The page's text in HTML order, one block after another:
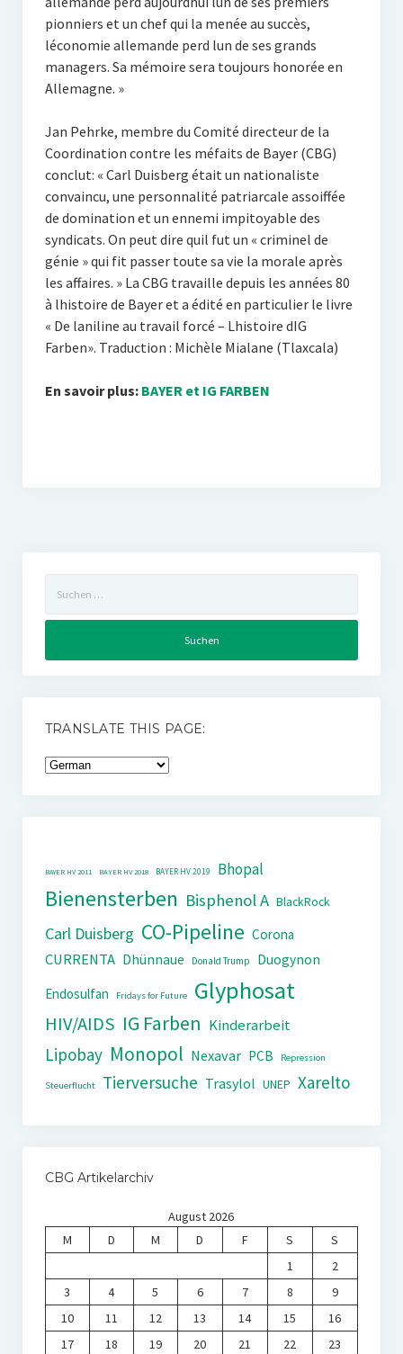
pionniers et un chef qui la menée au succès,
léconomie allemande perd lun de ses grands
managers. Sa mémoire sera toujours honorée en
Allemagne. »
Jan Pehrke, membre du Comité directeur de la
Coordination contre les méfaits de Bayer (CBG)
conclut: « Carl Duisberg était un nationaliste
convaincu, une personnalité patriarcale assoiffée
de domination et un ennemi impitoyable des
syndicats. On peut dire quil fut un « criminel de
génie » qui fit passer toute sa vie la morale après
les affaires. » La CBG travaille depuis les années 80
à lhistoire de Bayer et a édité en particulier le livre
« De laniline au travail forcé – Lhistoire dIG
Farben». Traduction : Michèle Mialane (Tlaxcala)
En savoir plus: BAYER et IG FARBEN
nach:
TRANSLATE THIS PAGE:
BAYER HV 2011 BAYER HV 2018 BAYER HV 2019 Bhopal
Bienensterben Bisphenol A BlackRock
Carl Duisberg CO-Pipeline Corona
CURRENTA Dhünnaue Donald Trump
Duogynon
Endosulfan
Fridays for Future Glyphosat
HIV/AIDS IG Farben Kinderarbeit
Lipobay Monopol Nexavar PCB Repression
Steuerflucht Tierversuche Trasylol UNEP Xarelto
CBG Artikelarchiv
August 2026
M
D M D F S
S
1
2
3
4 5 6 7 8
9
10
11 12 13 14 15
16
17
18 19 20 21 22
23